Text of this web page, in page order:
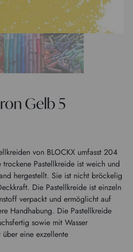
Gelb 5
von BLOCKX umfasst 204
Pastellkreide ist weich und
hergestellt. Sie ist nicht bröckelig
Die Pastellkreide ist einzeln
verpackt und ermöglicht auf
Handhabung. Die Pastellkreide
sowie mit Wasser
eine exzellente